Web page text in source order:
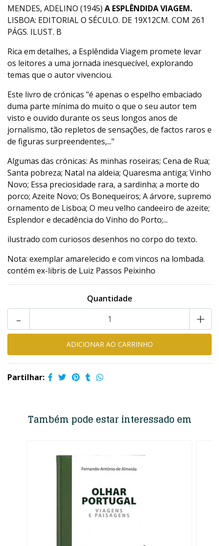
MENDES, ADELINO (1945) A ESPLÊNDIDA VIAGEM.
LISBOA: EDITORIAL O SÉCULO. DE 19X12CM. COM 261
PÁGS. ILUST. B
Rica em detalhes, a Esplêndida Viagem promete levar
os leitores a uma jornada inesquecível, explorando
temas que o autor vivenciou.
Este livro de crónicas "é apenas o espelho embaciado
duma parte mínima do muito o que o seu autor tem
visto e ouvido durante os seus longos anos de
jornalismo, tão repletos de sensações, de factos raros e
de figuras surpreendentes,..."
Algumas das crónicas: As minhas roseiras; Cena de Rua;
Santa pobreza; Natal na aldeia; Quaresma antiga; Vinho
Novo; Essa preciosidade rara, a sardinha; a morte do
porco; Azeite Novo; Os Bonequeiros; A árvore, supremo
ornamento de Lisboa; O meu velho candeeiro de azeite;
Esplendor e decadência do Vinho do Porto;...
ilustrado com curiosos desenhos no corpo do texto.
Nota: exemplar amarelecido e com vincos na lombada.
contém ex-libris de Luiz Passos Peixinho
Quantidade
+
-
Partilhar:
Também pode estar interessado em